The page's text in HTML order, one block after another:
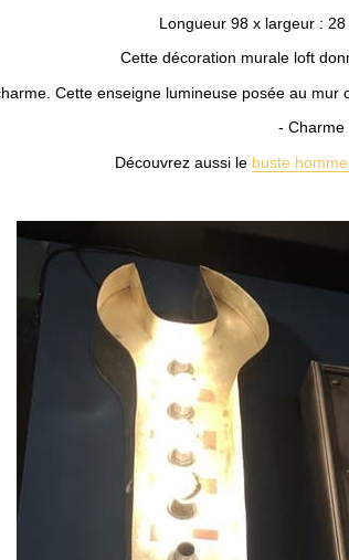
Longueur 98 x largeur :
Cette décoration murale loft
Cette enseigne lumineuse posée au
- Charme
Découvrez aussi le buste